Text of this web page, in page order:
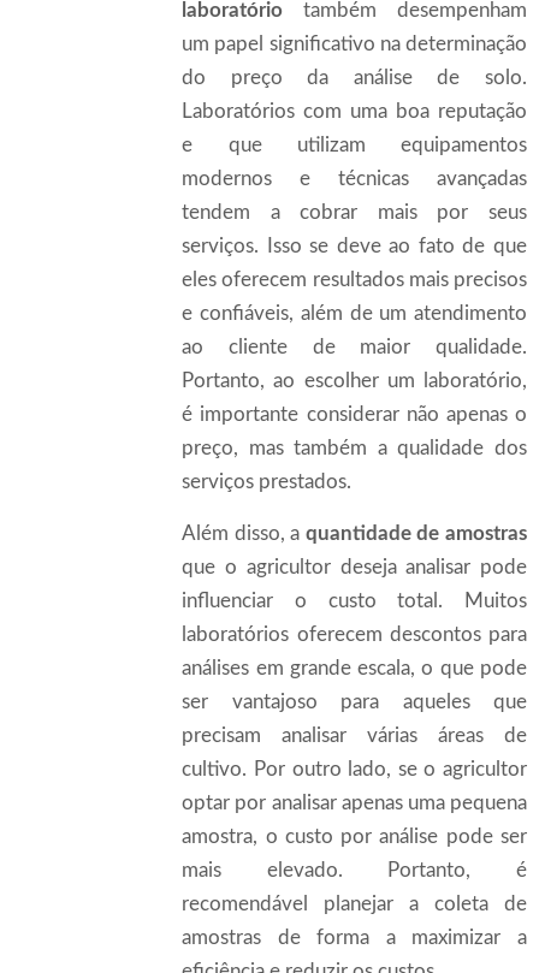
laboratório também desempenham
um papel significativo na determinação
do preço da análise de solo.
Laboratórios com uma boa reputação
e que utilizam equipamentos
modernos e técnicas avançadas
tendem a cobrar mais por seus
serviços. Isso se deve ao fato de que
eles oferecem resultados mais precisos
e confiáveis, além de um atendimento
ao cliente de maior qualidade.
Portanto, ao escolher um laboratório,
é importante considerar não apenas o
preço, mas também a qualidade dos
serviços prestados.
Além disso, a quantidade de amostras
que o agricultor deseja analisar pode
influenciar o custo total. Muitos
laboratórios oferecem descontos para
análises em grande escala, o que pode
ser vantajoso para aqueles que
precisam analisar várias áreas de
cultivo. Por outro lado, se o agricultor
optar por analisar apenas uma pequena
amostra, o custo por análise pode ser
mais elevado. Portanto, é
recomendável planejar a coleta de
amostras de forma a maximizar a